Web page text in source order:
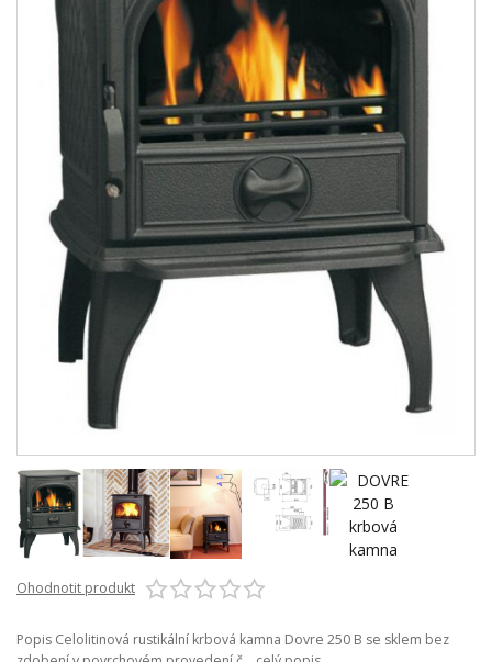
Ohodnotit produkt
Popis Celolitinová rustikální krbová kamna Dovre 250 B se sklem bez